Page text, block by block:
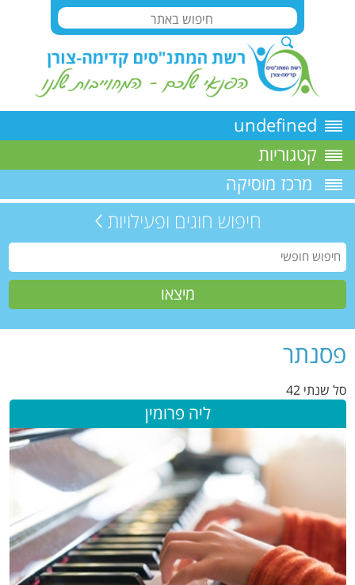
undefined
קטגוריות
מרכז מוסיקה
חיפוש חוגים ופעילויות
פסנתר
סל שנתי 42
ליה פרומין